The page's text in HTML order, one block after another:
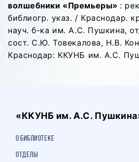
волшебники «Премьеры» :
библиогр. указ. / Краснодар.
науч. б-ка им. А.С. Пушкина,
сост. С.Ю. Товекалова, Н.В.
Краснодар: ККУНБ им. А.С.
«ККУНБ им. А.С.
О библиотеке
Отделы